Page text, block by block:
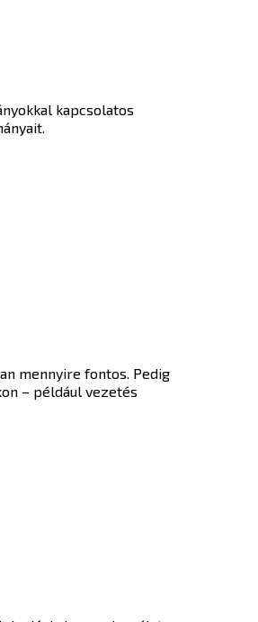
kapcsolatos
mennyire fontos. Pedig
– például vezetés